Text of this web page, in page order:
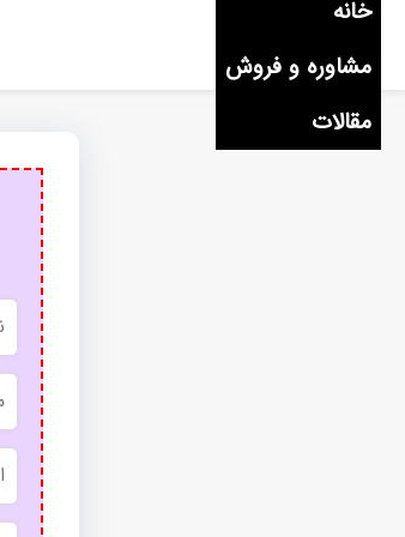
خانه
مشاوره و فروش
مقالات